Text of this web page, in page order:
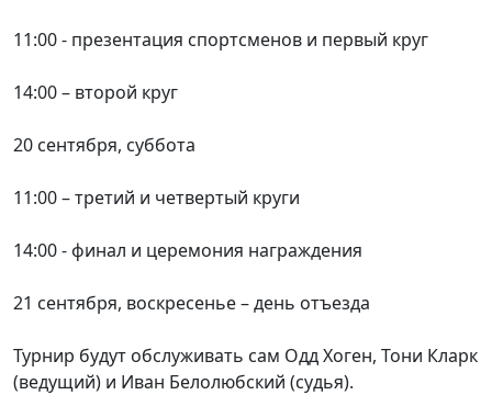
11:00 - презентация спортсменов и первый круг
14:00 – второй круг
20 сентября, суббота
11:00 – третий и четвертый круги
14:00 - финал и церемония награждения
21 сентября, воскресенье – день отъезда
Турнир будут обслуживать сам Одд Хоген, Тони Кларк
(ведущий) и Иван Белолюбский (судья).